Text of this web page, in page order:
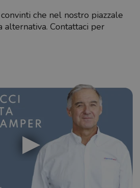
che nel nostro piazzale
alternativa. Contattaci per